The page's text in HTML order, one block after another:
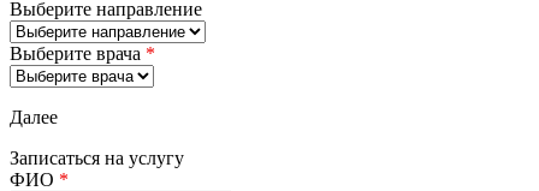
Выберите направление
Выберите врача *
Далее
Записаться на услугу
ФИО *